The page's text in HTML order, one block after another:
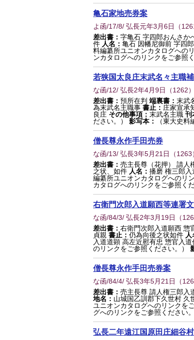
亀石家地売券案
よ函/17/8/ 弘長元年3月6日 （
差出書： 字亀石 字四郎おんさか
件 人名： 亀石 因幡尼御前 字四
料編纂所ユニオンカタログへの
ンカタログへのリンクをご参照
若狭国太良庄末武名々主職
な函/12/ 弘長2年4月9日 （1262
差出書： 預所在判 端裏書： 末武
為末武名主職事 書止： 庄家宣承
良庄 その他事項： 末武名主職 刊
ださい。）
影写本： （東大史
僧長尊永作手田売券
な函/13/ 弘長3年5月21日 （1263
差出書： 売主長尊（花押） 請人
之状、如件 人名： 播磨 権三郎入
編纂所ユニオンカタログへのリ
カタログへのリンクをご参照くだ
右衛門次郎入道願西等連署
な函/84/3/ 弘長2年3月19日 （
差出書： 右衛門次郎入道願西 惣
貞親 書止： 仍為向後之状如件 人
入道道顕 高左近慰有忠 惣官入道
のリンクをご参照ください。）
僧長尊永作手田売券案
な函/84/4/ 弘長3年5月21日 （
差出書： 売主長尊 請人権三郎入
地名： 山城国乙訓郡下久世村 久
ユニオンカタログへのリンクを
グへのリンクをご参照ください。
弘長二年遠江国原田庄細谷